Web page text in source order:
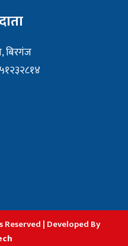
बिरगंज
| Developed By